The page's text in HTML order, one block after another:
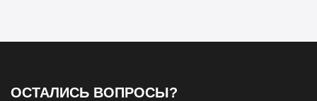
ОСТАЛИСЬ ВОПРОСЫ?